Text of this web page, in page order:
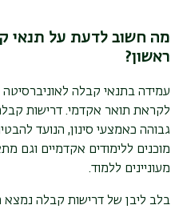
מה חשוב לדעת על תנאי
ראשון?
עמידה בתנאי קבלה
לקראת תואר אקדמי. דרישות
גבוהה כאמצעי סינון, הנועד
מוכנים ללימודים אקדמיים וגם
מעוניינים ללמוד.
בלב ליבן של דרישות קבלה